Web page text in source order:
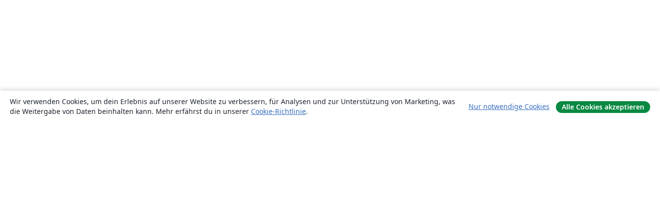
Wir verwenden Cookies, um dein Erlebnis auf unserer Website zu verbessern, für Analysen und zur Unterstützung von Marketing, was
die Weitergabe von Daten beinhalten kann. Mehr erfährst du in unserer Cookie-Richtlinie.
Nur notwendige Cookies Alle Cookies akzeptieren